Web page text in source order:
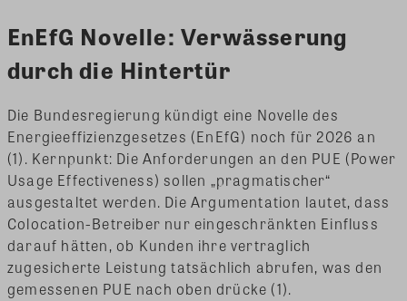
EnEfG Novelle: Verwässerung
durch die Hintertür
Die Bundesregierung kündigt eine Novelle des
Energieeffizienzgesetzes (EnEfG) noch für 2026 an
(1). Kernpunkt: Die Anforderungen an den PUE (Power
Usage Effectiveness) sollen „pragmatischer“
ausgestaltet werden. Die Argumentation lautet, dass
Colocation-Betreiber nur eingeschränkten Einfluss
darauf hätten, ob Kunden ihre vertraglich
zugesicherte Leistung tatsächlich abrufen, was den
gemessenen PUE nach oben drücke (1).